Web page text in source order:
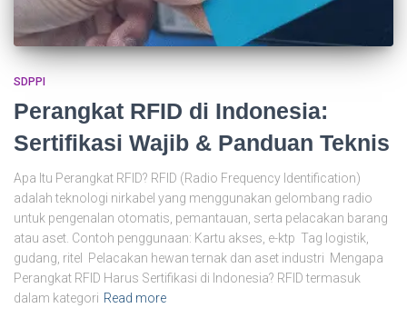
SDPPI
Perangkat RFID di Indonesia:
Sertifikasi Wajib & Panduan Teknis
Apa Itu Perangkat RFID? RFID (Radio Frequency Identification)
adalah teknologi nirkabel yang menggunakan gelombang radio
untuk pengenalan otomatis, pemantauan, serta pelacakan barang
atau aset. Contoh penggunaan: Kartu akses, e-ktp Tag logistik,
gudang, ritel Pelacakan hewan ternak dan aset industri Mengapa
Perangkat RFID Harus Sertifikasi di Indonesia? RFID termasuk
dalam kategori Read more